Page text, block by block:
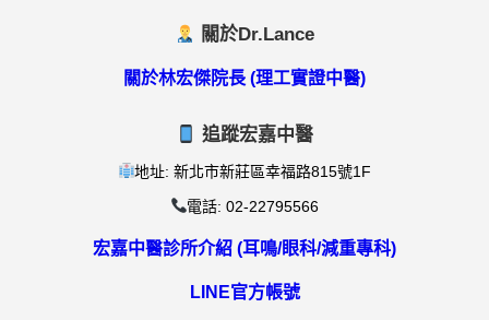
關於Dr.Lance
關於林宏傑院長 (理工實證中醫)
追蹤宏嘉中醫
地址: 新北市新莊區幸福路815號1F
電話: 02-22795566
宏嘉中醫診所介紹 (耳鳴/眼科/減重專科)
LINE官方帳號